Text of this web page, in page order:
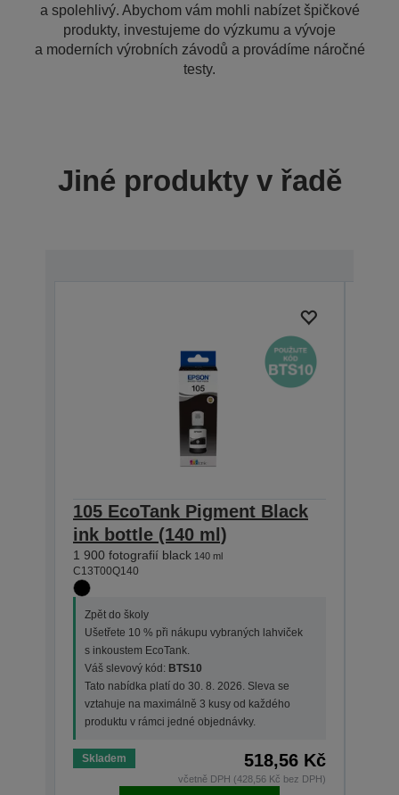
a spolehlivý. Abychom vám mohli nabízet špičkové
produkty, investujeme do výzkumu a vývoje
a moderních výrobních závodů a provádíme náročné
testy.
Jiné produkty v řadě
105 EcoTank Pigment Black
ink bottle (140 ml)
1 900 fotografií black 140 ml
C13T00Q140
Zpět do školy
Ušetřete 10 % při nákupu vybraných lahviček
s inkoustem EcoTank.
Váš slevový kód: BTS10
Tato nabídka platí do 30. 8. 2026. Sleva se
vztahuje na maximálně 3 kusy od každého
produktu v rámci jedné objednávky.
Skladem 518,56 Kč
včetně DPH (428,56 Kč bez DPH)